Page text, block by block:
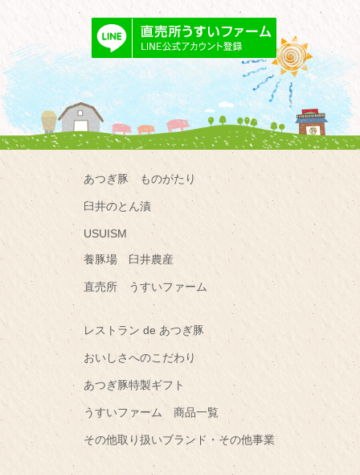
あつぎ豚 ものがたり
臼井のとん漬
USUISM
養豚場 臼井農産
直売所 うすいファーム
レストラン de あつぎ豚
おいしさへのこだわり
あつぎ豚特製ギフト
うすいファーム 商品一覧
その他取り扱いブランド・その他事業